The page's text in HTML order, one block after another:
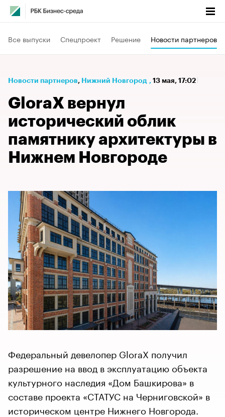
Все выпуски Спецпроект Решение Новости партнеров
Новости партнеров⁠, Нижний Новгород , 13 мая, 17:02
GloraX вернул
исторический облик
памятнику архитектуры в
Нижнем Новгороде
Федеральный девелопер GloraX получил
разрешение на ввод в эксплуатацию объекта
культурного наследия «Дом Башкирова» в
составе проекта «СТАТУС на Черниговской» в
историческом центре Нижнего Новгорода.